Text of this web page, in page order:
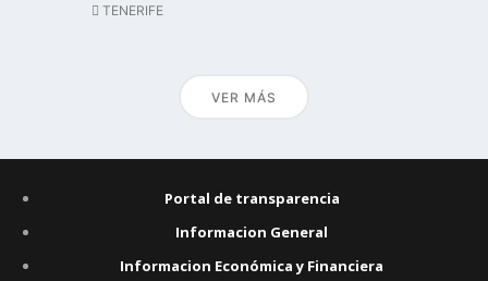
TENERIFE
VER MÁS
Portal de transparencia
Informacion General
Informacion Económica y Financiera